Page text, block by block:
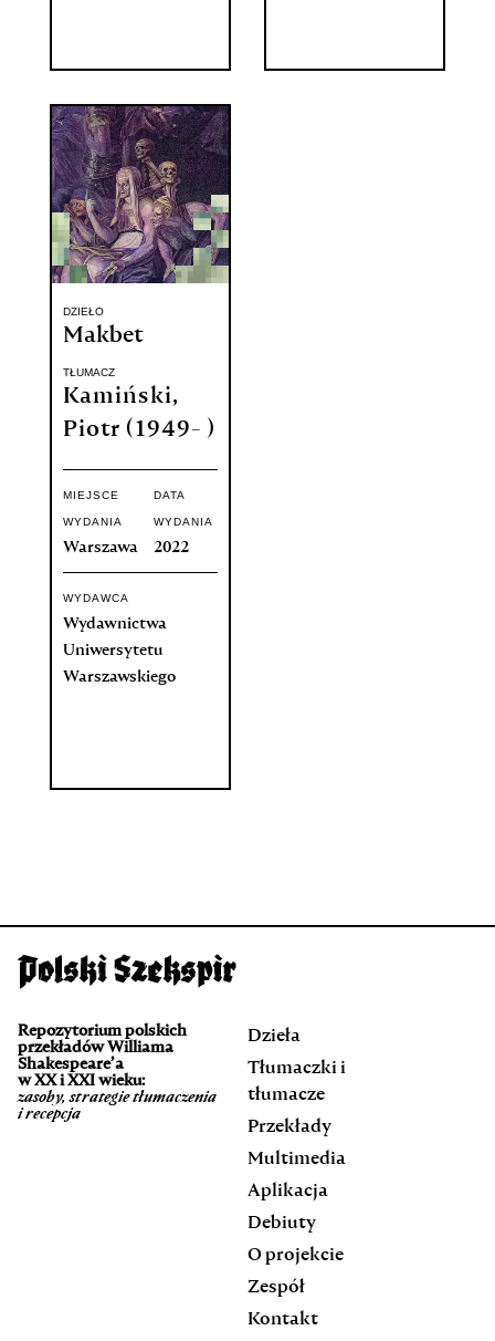
DZIEŁO
Makbet
TŁUMACZ
Kamiński,
Piotr (1949- )
MIEJSCE
WYDANIA
Warszawa
DATA
WYDANIA
2022
WYDAWCA
Wydawnictwa
Uniwersytetu
Warszawskiego
Repozytorium polskich
przekładów Williama
Shakespeare’a
w XX i XXI wieku:
zasoby, strategie tłumaczenia
i recepcja
Dzieła
Tłumaczki i
tłumacze
Przekłady
Multimedia
Aplikacja
Debiuty
O projekcie
Zespół
Kontakt